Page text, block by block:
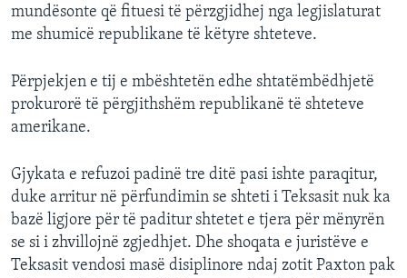
mundësonte që fituesi të përzgjidhej nga legjislaturat
me shumicë republikane të këtyre shteteve.
Përpjekjen e tij e mbështetën edhe shtatëmbëdhjetë
prokurorë të përgjithshëm republikanë të shteteve
amerikane.
Gjykata e refuzoi padinë tre ditë pasi ishte paraqitur,
duke arritur në përfundimin se shteti i Teksasit nuk ka
bazë ligjore për të paditur shtetet e tjera për mënyrën
se si i zhvillojnë zgjedhjet. Dhe shoqata e juristëve e
Teksasit vendosi masë disiplinore ndaj zotit Paxton pak